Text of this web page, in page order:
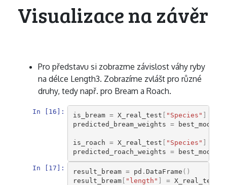
Visualizace na závěr
Pro představu si zobrazme závislost váhy ryby
na délce Length3. Zobrazíme zvlášt pro různé
druhy, tedy např. pro Bream a Roach.
In [16]: is_bream = X_real_test [ "Species" ]
predicted_bream_weights = best_model
is_roach = X_real_test [ "Species" ]
predicted_roach_weights = best_model
In [17]: result_bream = pd . DataFrame ()
result_bream[ "length" ] = X_real_test